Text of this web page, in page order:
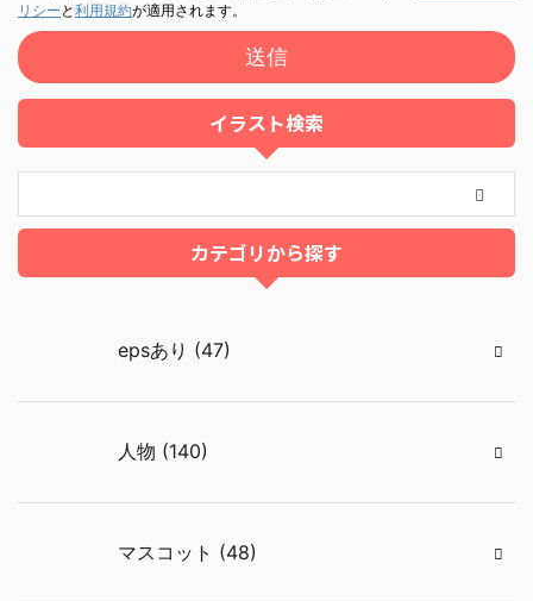
リシー と利用規約が適用されます。
イラスト検索
カテゴリから探す
epsあり (47)
人物 (140)
マスコット (48)